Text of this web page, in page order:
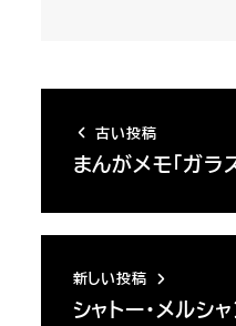
古い投稿
まんがメモ「ガラ
新しい投稿
シャトー・メルシ